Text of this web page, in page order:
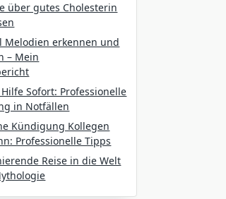
über gutes Cholesterin
Melodien erkennen und
– Mein
Sofort: Professionelle
in Notfällen
Kündigung Kollegen
Professionelle Tipps
Reise in die Welt